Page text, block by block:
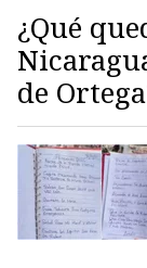
¿Qué
de